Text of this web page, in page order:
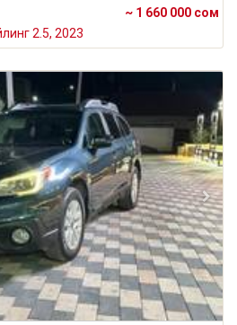
~ 1 660 000 сом
2.5, 2023